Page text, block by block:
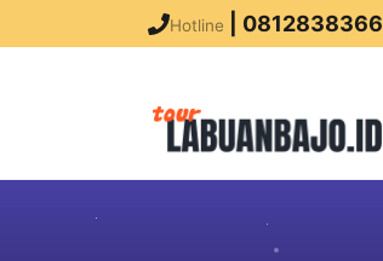
Hotline | 0812838366